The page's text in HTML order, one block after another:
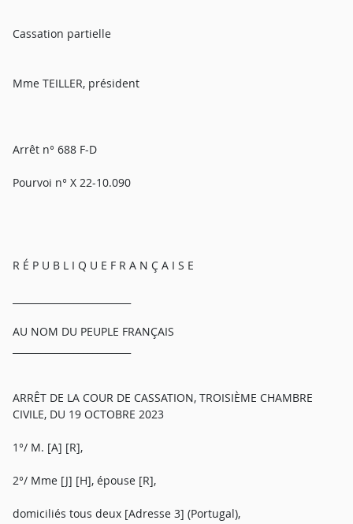
Cassation partielle
Mme TEILLER, président
Arrêt n° 688 F-D
Pourvoi n° X 22-10.090
R É P U B L I Q U E F R A N Ç A I S E
AU NOM DU PEUPLE FRANÇAIS
ARRÊT DE LA COUR DE CASSATION, TROISIÈME CHAMBRE
CIVILE, DU 19 OCTOBRE 2023
1°/ M. [A] [R],
2°/ Mme [J] [H], épouse [R],
domiciliés tous deux [Adresse 3] (Portugal),